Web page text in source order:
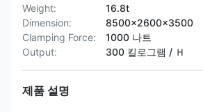
Weight:
16.8t
Dimension:
8500x2600x3500
Clamping Force:
1000 나트
Output:
300 킬로그램 / Ｈ
제품 설명